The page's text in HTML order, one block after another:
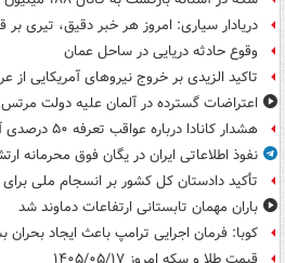
دریادار سیاری: امروز هر خبر دقیق، تیری
وقوع حادثه دریایی در ساحل عمان
تاکید الزیدی بر خروج نیروهای آمریکایی از
اعتراضات گسترده در آلمان علیه دولت مرتس
هشدار کانادا درباره عواقب تعرفه ۵۰ درصدی آمریکا
نفوذ اطلاعاتی ایران در یگان فوق محرمانه
تأکید دادستان کل کشور بر انسجام ملی
باران مهمان تابستانی ارتفاعات دماوند شد
کوبا: فرمان اجرایی ترامپ باعث ایجاد بحران
قیمت طلا و سکه امروز ۱۴۰۵/۰۵/۱۷